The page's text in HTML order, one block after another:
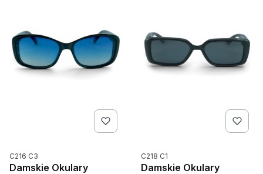
Kod produktu
C216 C3
Damskie Okulary
Kod produktu
C218 C1
Damskie Okulary